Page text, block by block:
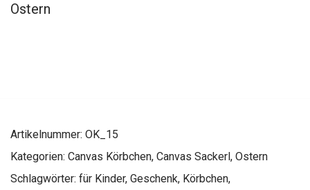
Ostern
Artikelnummer: OK_15
Kategorien: Canvas Körbchen, Canvas Sackerl, Ostern
Schlagwörter: für Kinder, Geschenk, Körbchen,